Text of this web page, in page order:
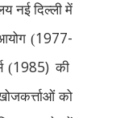
नई दिल्ली में
(1977-
(1985)की
को